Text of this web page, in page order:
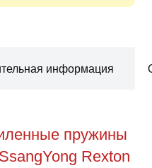
информация
пружины
Rexton